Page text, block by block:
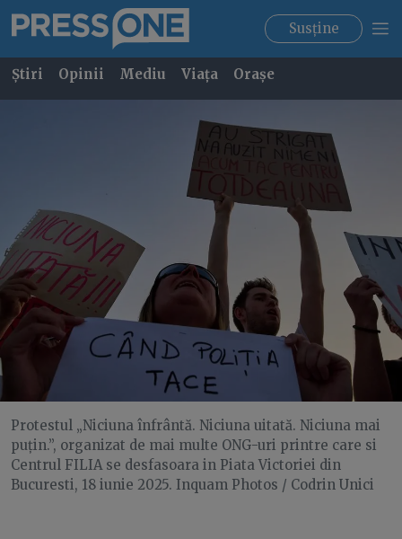
Susține
Știri Opinii Mediu Viața Orașe
Protestul „Niciuna înfrântă. Niciuna uitată. Niciuna mai
puțin.”, organizat de mai multe ONG-uri printre care si
Centrul FILIA se desfasoara in Piata Victoriei din
Bucuresti, 18 iunie 2025. Inquam Photos / Codrin Unici